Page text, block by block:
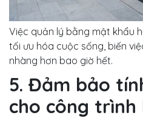
Việc quản lý bằng mật khẩu
tối ưu hóa cuộc sống, biến
nhàng hơn bao giờ hết.
5. Đảm bảo
cho công